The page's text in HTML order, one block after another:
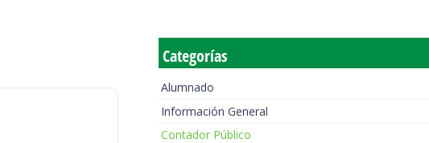
Categorías
Alumnado
Información General
Contador Público